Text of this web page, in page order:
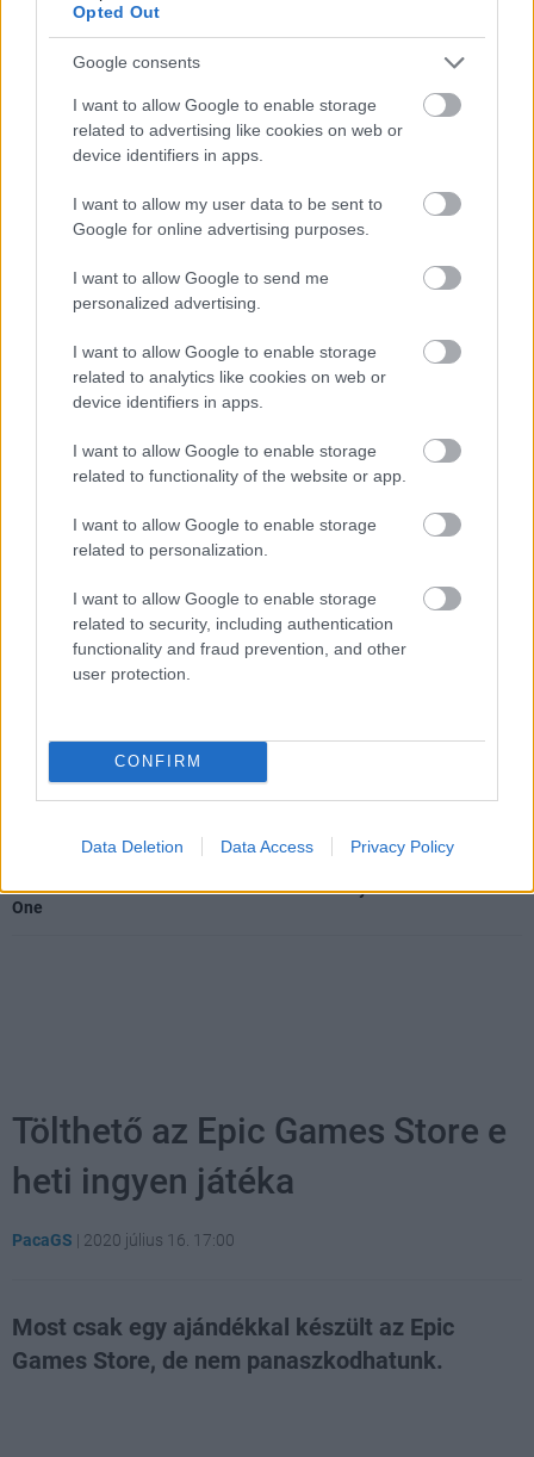
Opted Out
Google consents
I want to allow Google to enable storage
related to advertising like cookies on web or
device identifiers in apps.
I want to allow my user data to be sent to
Google for online advertising purposes.
I want to allow Google to send me
personalized advertising.
I want to allow Google to enable storage
related to analytics like cookies on web or
device identifiers in apps.
I want to allow Google to enable storage
related to functionality of the website or app.
I want to allow Google to enable storage
related to personalization.
I want to allow Google to enable storage
related to security, including authentication
functionality and fraud prevention, and other
user protection.
CONFIRM
Data Deletion Data Access Privacy Policy
akikkel kapcsolatba lépünk valami értékeshez segítenek
hozzá vagy halálos csapdába vezetnek.
A King of Seas a tervek szerint ősszel fog megjelenni
PC-re, PS4-re, Xbox One-ra és Nintendo Switchre, a
a fejlesztők.
SMASH by Meló-Diák: Homok, zene és a nyár legjobb
hangulata – Jön a második forduló! (X)
Július végén folytatódik a balatoni strandröplabda-
Platformok: Nintendo Switch PC PlayStation 4
Xbox
One
Tölthető az Epic Games Store e
heti ingyen játéka
PacaGS | 2020 július 16. 17:00
Most csak egy ajándékkal készült az Epic
Games Store, de nem panaszkodhatunk.